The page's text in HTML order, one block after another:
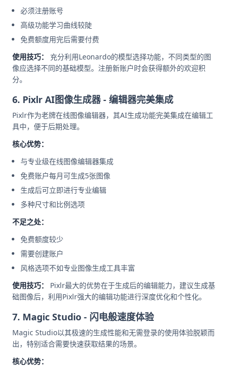
必须注册账号
高级功能学习曲线较陡
免费额度用完后需要付费
使用技巧：
充分利用Leonardo的模型选择功能，不同类型的图
像应选择不同的基础模型。注册新账户时会获得额外的欢迎积
分。
6. Pixlr AI图像生成器 - 编辑器完美集成
Pixlr作为老牌在线图像编辑器，其AI生成功能完美集成在编辑工
具中，便于后期处理。
核心优势：
与专业级在线图像编辑器集成
免费账户每月可生成5张图像
生成后可立即进行专业编辑
多种尺寸和比例选项
不足之处：
免费额度较少
需要创建账户
风格选项不如专业图像生成工具丰富
使用技巧：
Pixlr最大的优势在于生成后的编辑能力，建议生成基
础图像后，利用Pixlr强大的编辑功能进行深度优化和个性化。
7. Magic Studio - 闪电般速度体验
Magic Studio以其极速的生成性能和无需登录的使用体验脱颖而
出，特别适合需要快速获取结果的场景。
核心优势：